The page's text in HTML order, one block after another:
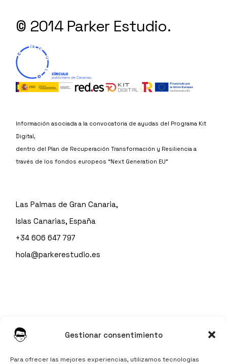
Gestionar consentimiento
Para ofrecer las mejores experiencias, utilizamos tecnologías
© 2014 Parker Estudio.
Información asociada a la convocatoria de ayudas del Programa Kit
Digital,
dentro del Plan de Recuperación Transformación y Resiliencia a
través de los fondos europeos “Next Generation EU”
Las Palmas de Gran Canaria,
Islas Canarias, España
+34 606 647 797
hola@parkerestudio.es
Instagram
LinkedIn
TikTok